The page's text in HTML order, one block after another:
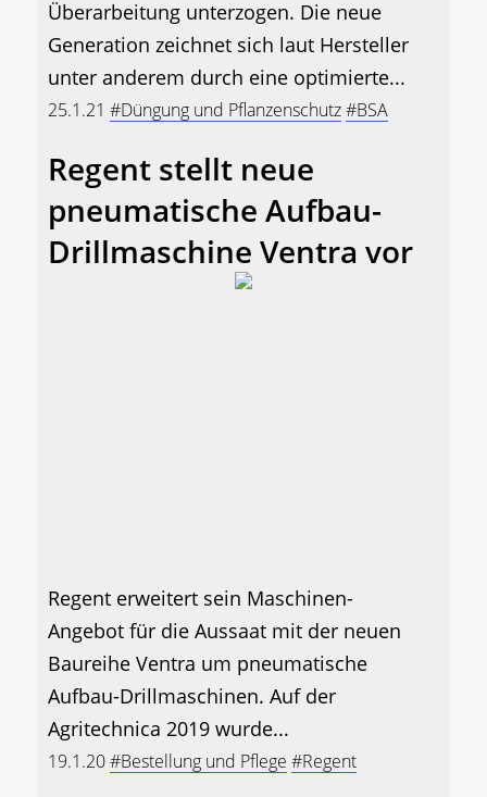
Überarbeitung unterzogen. Die neue
Generation zeichnet sich laut Hersteller
unter anderem durch eine optimierte...
25.1.21 #Düngung und Pflanzenschutz#BSA
Regent stellt neue
pneumatische Aufbau-
Drillmaschine Ventra vor
Regent erweitert sein Maschinen-
Angebot für die Aussaat mit der neuen
Baureihe Ventra um pneumatische
Aufbau-Drillmaschinen. Auf der
Agritechnica 2019 wurde...
19.1.20#Bestellung und Pflege #Regent